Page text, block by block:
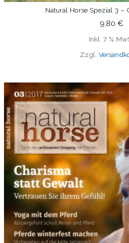
IN DEN
Natural Horse Spezial 3 –
9,80 €
Inkl. 7 %
Zzgl.